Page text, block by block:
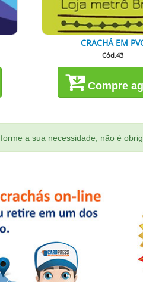
CRACHÁ EM
Cód.43
Compre
a sua necessidade, não é